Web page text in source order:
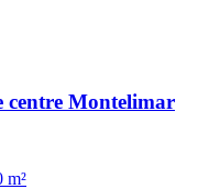
centre Montelimar
m²